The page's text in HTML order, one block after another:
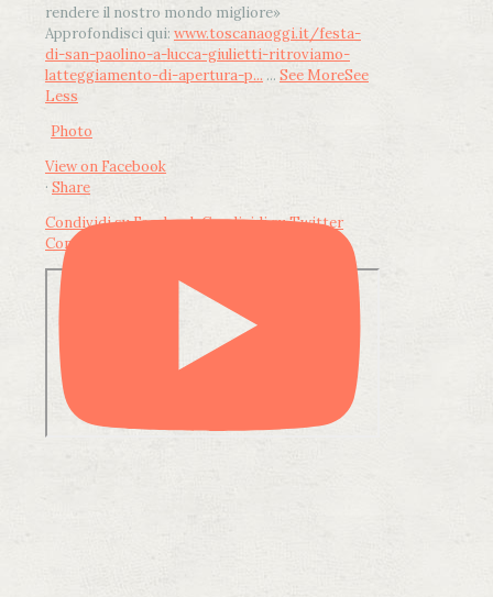
rendere il nostro mondo migliore»
Approfondisci qui: www.toscanaoggi.it/festa-
di-san-paolino-a-lucca-giulietti-ritroviamo-
latteggiamento-di-apertura-p... ... See MoreSee
Less
Photo
View on Facebook
· Share
Condividi su FacebookCondividi su Twitter
Condividi su LinkedIn